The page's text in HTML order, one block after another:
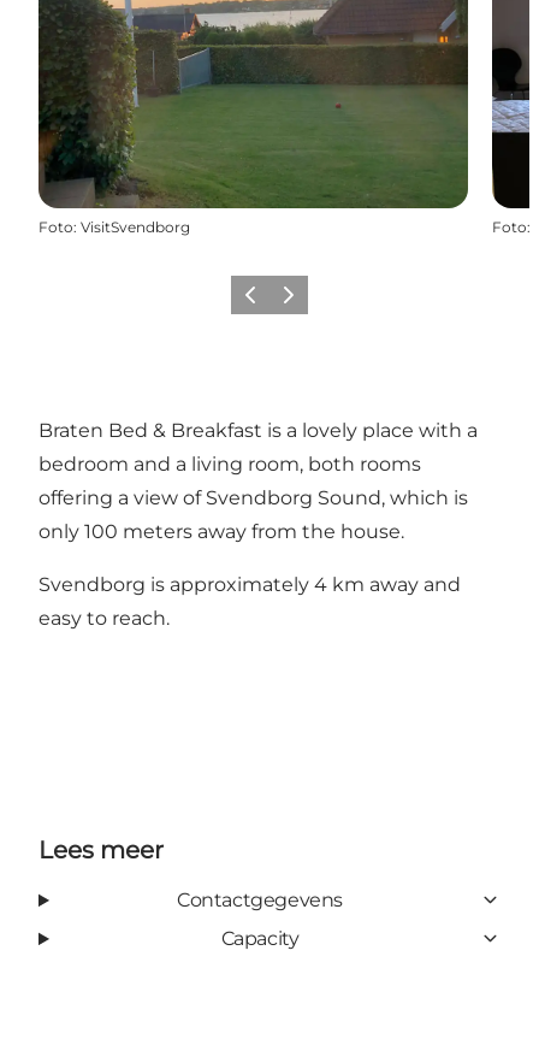
Foto: VisitSvendborg Foto:
Vorige Volgende
Braten Bed & Breakfast is a lovely place with a
bedroom and a living room, both rooms
offering a view of Svendborg Sound, which is
only 100 meters away from the house.
Svendborg is approximately 4 km away and
easy to reach.
Lees meer
Contactgegevens
Capacity